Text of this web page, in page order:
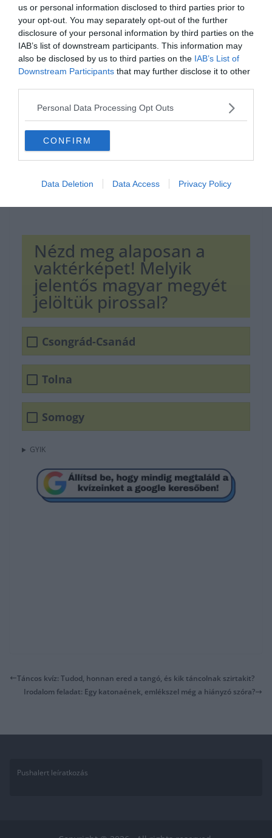
us or personal information disclosed to third parties prior to
your opt-out. You may separately opt-out of the further
disclosure of your personal information by third parties on the
IAB’s list of downstream participants. This information may
also be disclosed by us to third parties on the IAB’s List of
Downstream Participants that may further disclose it to other
Personal Data Processing Opt Outs
CONFIRM
Data Deletion Data Access Privacy Policy
Hirdetés
Nézd meg alaposan a
vaktérképet! Melyik
jelentős magyar megyét
jelöltük pirossal?
Csongrád-Csanád
Tolna
Somogy
GYIK
Táncos kvíz: Tudod, honnan ered a tangó, és kik táncolnak szirtakit?
Irodalom feladat: Egy katonaének, emlékszel még a hiányzó szóra?
Pushalert leíratkozás